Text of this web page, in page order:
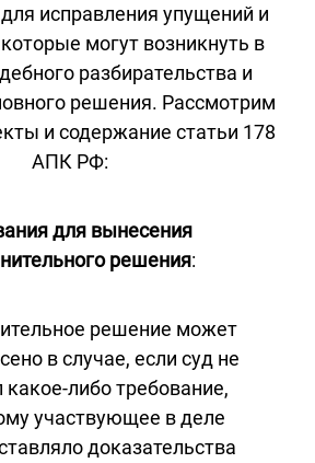
исправления упущений и
могут возникнуть в
разбирательства и
решения. Рассмотрим
и содержание статьи 178
АПК РФ:
для вынесения
решения:
решение может
в случае, если суд не
либо требование,
участвующее в деле
доказательства